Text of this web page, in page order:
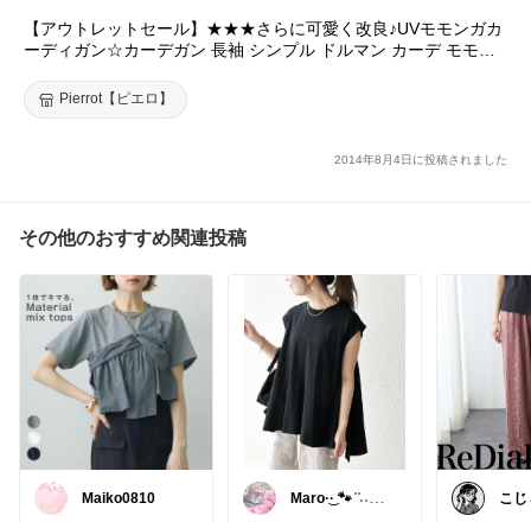
【アウトレットセール】★★★さらに可愛く改良♪UVモモンガカ
ーディガン☆カーデガン 長袖 シンプル ドルマン カーデ モモン
Pierrot【ピエロ】
2014年8月4日に投稿されました
その他のおすすめ関連投稿
Maiko0810
Maro·͜· 🐾 ͗ ͗˒˒
こ